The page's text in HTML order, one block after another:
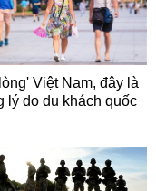
Việt Nam, đây là
lý do du khách quốc